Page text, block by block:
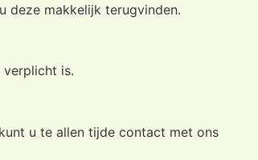
deze makkelijk terugvinden.
is.
u te allen tijde contact met ons